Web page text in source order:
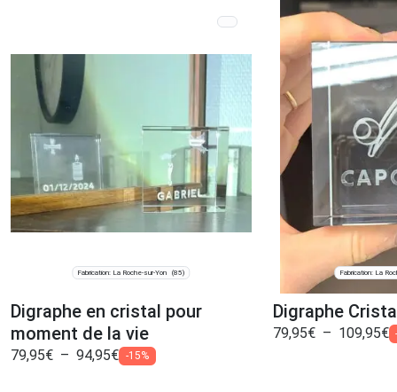
Fabrication: La Roche-sur-Yon (85)
Digraphe en cristal pour
moment de la vie
79,95€ – 94,95€ -15%
Fabrication: La
Digraphe
79,95€ – 109,95€